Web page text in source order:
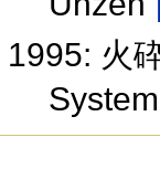
1995: 火